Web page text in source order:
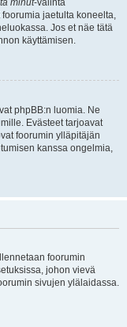
minut-valinta
jaetulta koneelta,
Jos et näe tätä
käyttämisen.
phpBB:n luomia. Ne
Evästeet tarjoavat
foorumin ylläpitäjän
kanssa ongelmia,
foorumin
johon vievä
sivujen ylälaidassa.